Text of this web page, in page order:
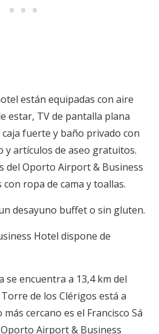
están equipadas con aire
estar, TV de pantalla plana
fuerte y baño privado con
y artículos de aseo gratuitos.
del Oporto Airport & Business
ropa de cama y toallas.
desayuno buffet o sin gluten.
Hotel dispone de
se encuentra a 13,4 km del
de los Clérigos está a
cercano es el Francisco Sá
Airport & Business